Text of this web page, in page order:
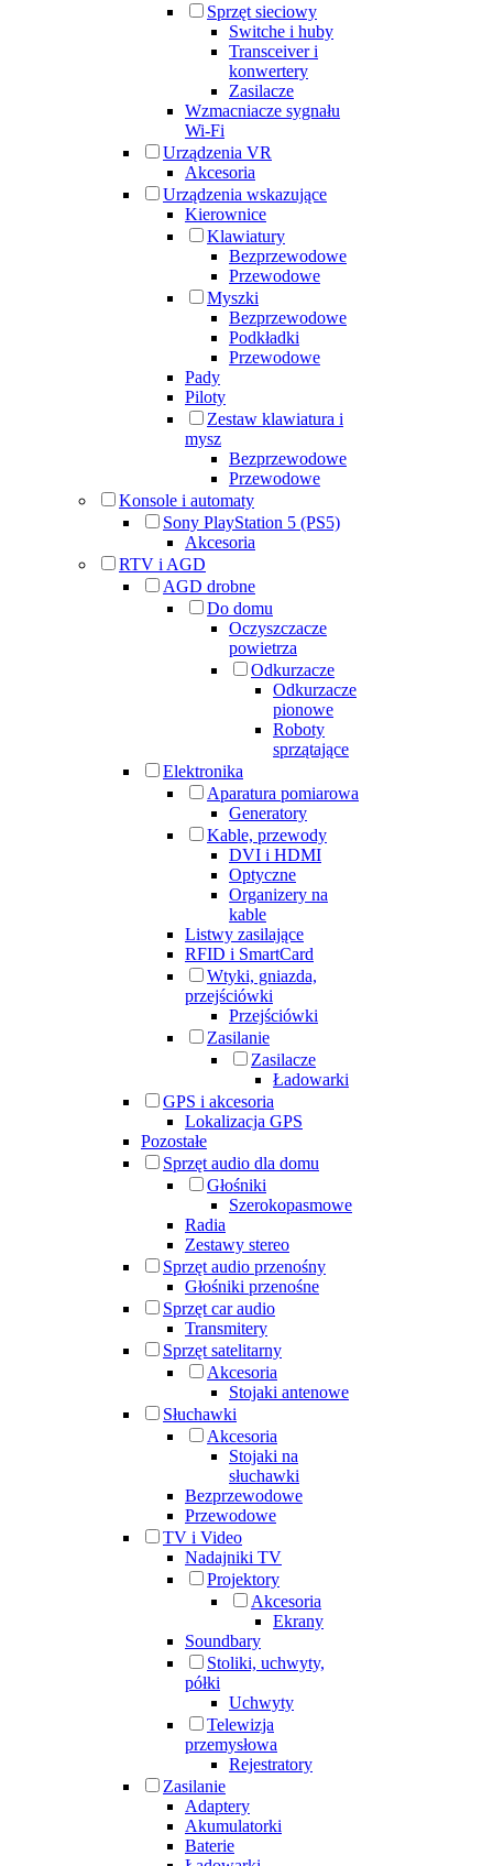
Sprzęt sieciowy
Switche i huby
Transceiver i
konwertery
Zasilacze
Wzmacniacze sygnału
Wi-Fi
Urządzenia VR
Akcesoria
Urządzenia wskazujące
Kierownice
Klawiatury
Bezprzewodowe
Przewodowe
Myszki
Bezprzewodowe
Podkładki
Przewodowe
Pady
Piloty
Zestaw klawiatura i
mysz
Bezprzewodowe
Przewodowe
Konsole i automaty
Sony PlayStation 5 (PS5)
Akcesoria
RTV i AGD
AGD drobne
Do domu
Oczyszczacze
powietrza
Odkurzacze
Odkurzacze
pionowe
Roboty
sprzątające
Elektronika
Aparatura pomiarowa
Generatory
Kable, przewody
DVI i HDMI
Optyczne
Organizery na
kable
Listwy zasilające
RFID i SmartCard
Wtyki, gniazda,
przejściówki
Przejściówki
Zasilanie
Zasilacze
Ładowarki
GPS i akcesoria
Lokalizacja GPS
Pozostałe
Sprzęt audio dla domu
Głośniki
Szerokopasmowe
Radia
Zestawy stereo
Sprzęt audio przenośny
Głośniki przenośne
Sprzęt car audio
Transmitery
Sprzęt satelitarny
Akcesoria
Stojaki antenowe
Słuchawki
Akcesoria
Stojaki na
słuchawki
Bezprzewodowe
Przewodowe
TV i Video
Nadajniki TV
Projektory
Akcesoria
Ekrany
Soundbary
Stoliki, uchwyty,
półki
Uchwyty
Telewizja
przemysłowa
Rejestratory
Zasilanie
Adaptery
Akumulatorki
Baterie